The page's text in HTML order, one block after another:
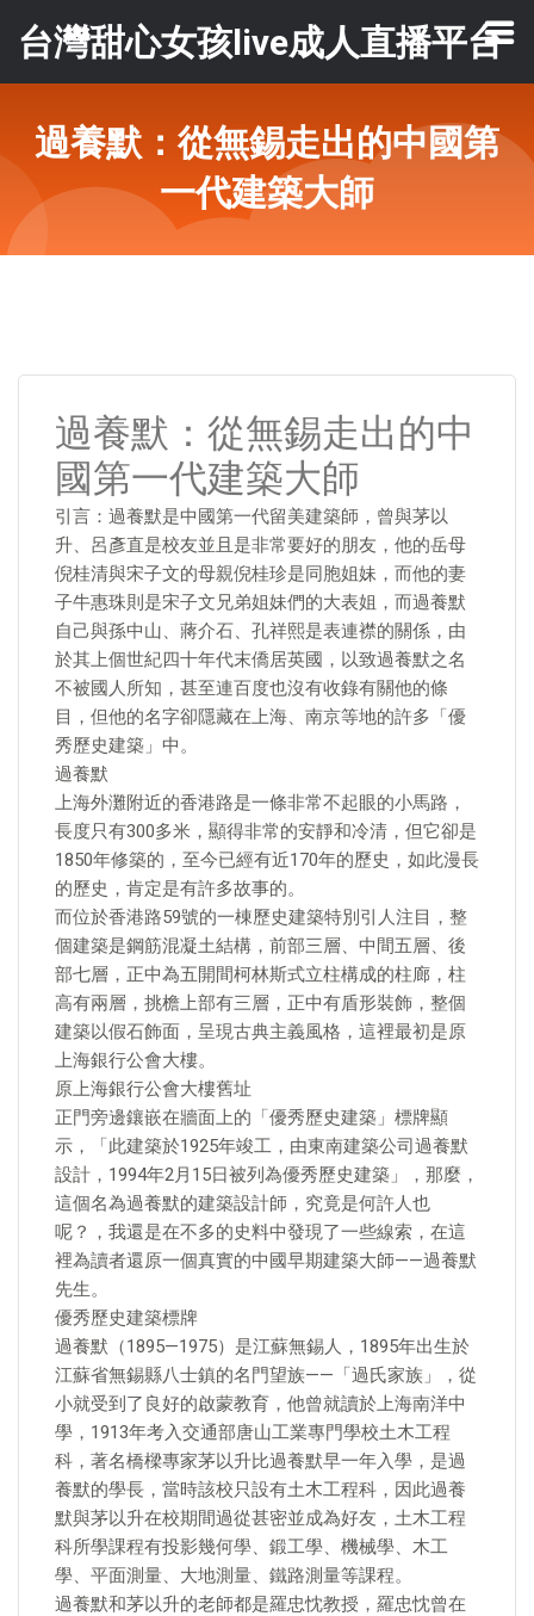
台灣甜心女孩live成人直播平台
過養默：從無錫走出的中國第
一代建築大師
過養默：從無錫走出的中
國第一代建築大師
引言：過養默是中國第一代留美建築師，曾與茅以
升、呂彥直是校友並且是非常要好的朋友，他的岳母
倪桂清與宋子文的母親倪桂珍是同胞姐妹，而他的妻
子牛惠珠則是宋子文兄弟姐妹們的大表姐，而過養默
自己與孫中山、蔣介石、孔祥熙是表連襟的關係，由
於其上個世紀四十年代末僑居英國，以致過養默之名
不被國人所知，甚至連百度也沒有收錄有關他的條
目，但他的名字卻隱藏在上海、南京等地的許多「優
秀歷史建築」中。
過養默
上海外灘附近的香港路是一條非常不起眼的小馬路，
長度只有300多米，顯得非常的安靜和冷清，但它卻是
1850年修築的，至今已經有近170年的歷史，如此漫長
的歷史，肯定是有許多故事的。
而位於香港路59號的一棟歷史建築特別引人注目，整
個建築是鋼筋混凝土結構，前部三層、中間五層、後
部七層，正中為五開間柯林斯式立柱構成的柱廊，柱
高有兩層，挑檐上部有三層，正中有盾形裝飾，整個
建築以假石飾面，呈現古典主義風格，這裡最初是原
上海銀行公會大樓。
原上海銀行公會大樓舊址
正門旁邊鑲嵌在牆面上的「優秀歷史建築」標牌顯
示，「此建築於1925年竣工，由東南建築公司過養默
設計，1994年2月15日被列為優秀歷史建築」，那麼，
這個名為過養默的建築設計師，究竟是何許人也
呢？，我還是在不多的史料中發現了一些線索，在這
裡為讀者還原一個真實的中國早期建築大師——過養默
先生。
優秀歷史建築標牌
過養默（1895—1975）是江蘇無錫人，1895年出生於
江蘇省無錫縣八士鎮的名門望族——「過氏家族」，從
小就受到了良好的啟蒙教育，他曾就讀於上海南洋中
學，1913年考入交通部唐山工業專門學校土木工程
科，著名橋樑專家茅以升比過養默早一年入學，是過
養默的學長，當時該校只設有土木工程科，因此過養
默與茅以升在校期間過從甚密並成為好友，土木工程
科所學課程有投影幾何學、鍛工學、機械學、木工
學、平面測量、大地測量、鐵路測量等課程。
過養默和茅以升的老師都是羅忠忱教授，羅忠忱曾在